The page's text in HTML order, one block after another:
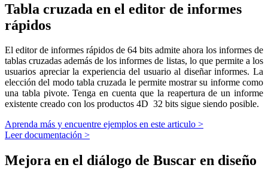
Tabla cruzada en el editor de informes
rápidos
El editor de informes rápidos de 64 bits admite ahora los informes de
tablas cruzadas además de los informes de listas, lo que permite a los
usuarios apreciar la experiencia del usuario al diseñar informes. La
elección del modo tabla cruzada le permite mostrar su informe como
una tabla pivote. Tenga en cuenta que la reapertura de un informe
existente creado con los productos 4D 32 bits sigue siendo posible.
Aprenda más y encuentre ejemplos en este articulo >
Leer documentación >
Mejora en el diálogo de Buscar en diseño